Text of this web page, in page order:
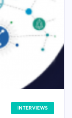
INTERVIEWS